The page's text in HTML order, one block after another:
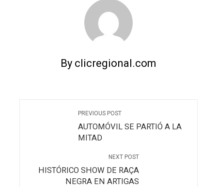
By clicregional.com
PREVIOUS POST
AUTOMÓVIL SE PARTIÓ A LA
MITAD
NEXT POST
HISTÓRICO SHOW DE RAÇA
NEGRA EN ARTIGAS